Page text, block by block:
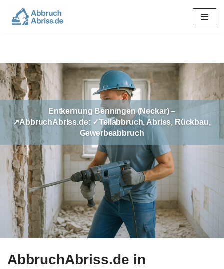
Zum
Entkernung Benningen (Neckar) –
↗️AbbruchAbriss.de: ✓Teilabbruch, Abriss, Rückbau,
Gewerbeabbruch
AbbruchAbriss.de in